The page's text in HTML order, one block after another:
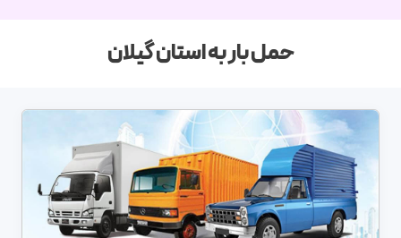
حمل بار به استان گیلان